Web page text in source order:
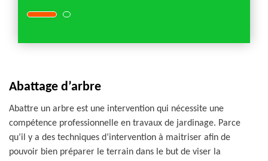
Abattage d’arbre
Abattre un arbre est une intervention qui nécessite une
compétence professionnelle en travaux de jardinage. Parce
qu’il y a des techniques d’intervention à maitriser afin de
pouvoir bien préparer le terrain dans le but de viser la